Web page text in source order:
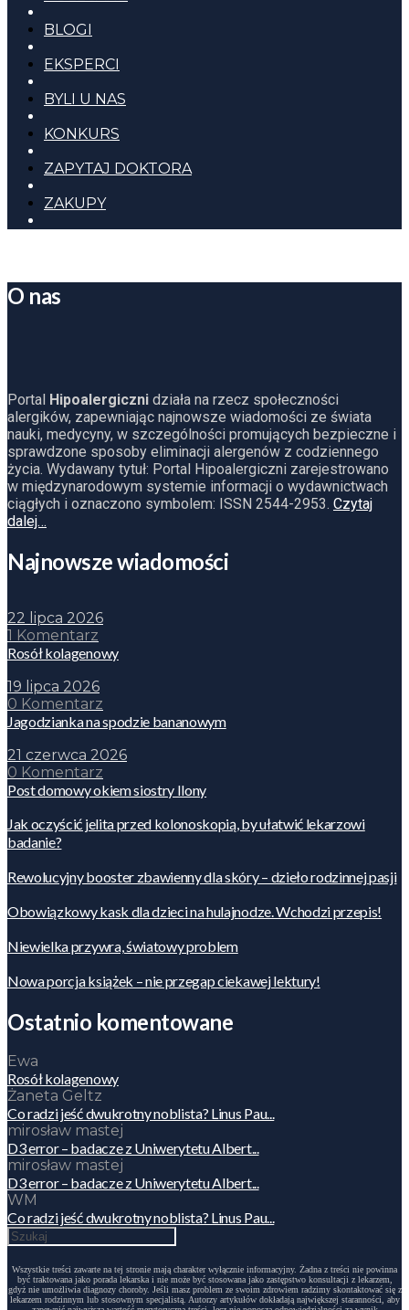
BLOGI
EKSPERCI
BYLI U NAS
KONKURS
ZAPYTAJ DOKTORA
ZAKUPY
O nas
Portal Hipoalergiczni działa na rzecz społeczności
alergików, zapewniając najnowsze wiadomości ze świata
nauki, medycyny, w szczególności promujących bezpieczne i
sprawdzone sposoby eliminacji alergenów z codziennego
życia. Wydawany tytuł: Portal Hipoalergiczni zarejestrowano
w międzynarodowym systemie informacji o wydawnictwach
ciągłych i oznaczono symbolem: ISSN 2544-2953. Czytaj
dalej…
Najnowsze wiadomości
22 lipca 2026
1 Komentarz
Rosół kolagenowy
19 lipca 2026
0 Komentarz
Jagodzianka na spodzie bananowym
21 czerwca 2026
0 Komentarz
Post domowy okiem siostry Ilony
Jak oczyścić jelita przed kolonoskopią, by ułatwić lekarzowi
badanie?
Rewolucyjny booster zbawienny dla skóry – dzieło rodzinnej pasji
Obowiązkowy kask dla dzieci na hulajnodze. Wchodzi przepis!
Niewielka przywra, światowy problem
Nowa porcja książek – nie przegap ciekawej lektury!
Ostatnio komentowane
Ewa
Rosół kolagenowy
Żaneta Geltz
Co radzi jeść dwukrotny noblista? Linus Pau...
mirosław mastej
D3 error – badacze z Uniwerytetu Albert...
mirosław mastej
D3 error – badacze z Uniwerytetu Albert...
WM
Co radzi jeść dwukrotny noblista? Linus Pau...
Wszystkie treści zawarte na tej stronie mają charakter wyłącznie informacyjny. Żadna z treści nie powinna
być traktowana jako porada lekarska i nie może być stosowana jako zastępstwo konsultacji z lekarzem,
gdyż nie umożliwia diagnozy choroby. Jeśli masz problem ze swoim zdrowiem radzimy skontaktować się z
lekarzem rodzinnym lub stosownym specjalistą. Autorzy artykułów dokładają największej staranności, aby